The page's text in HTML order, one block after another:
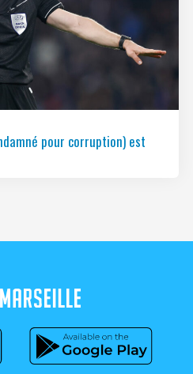
pour corruption) est